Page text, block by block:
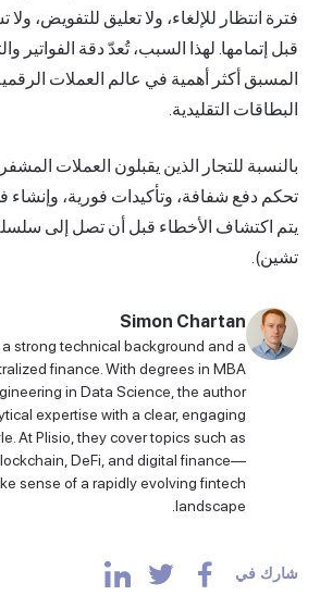
فترة انتظار للإلغاء، ولا تعليق للتفويض،
قبل إتمامها. لهذا السبب، تُعدّ دقة الفواتير
المسبق أكثر أهمية في عالم العملات
البطاقات التقليدية.
بالنسبة للتجار الذين يقبلون العملات
تحكم دفع شفافة، وتأكيدات فورية، وإنشاء
يتم اكتشاف الأخطاء قبل أن تصل إلى
تشين).
Simon Chartan
strong technical background and a
finance. With degrees in MBA
in Data Science, the author
expertise with a clear, engaging
At Plisio, they cover topics such as
DeFi, and digital finance—
sense of a rapidly evolving fintech
landscape.
شارك في